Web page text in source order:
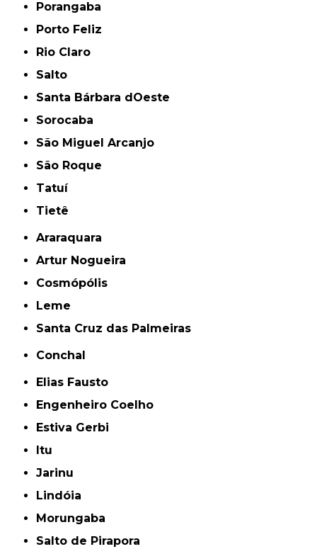
Porangaba
Porto Feliz
Rio Claro
Salto
Santa Bárbara dOeste
Sorocaba
São Miguel Arcanjo
São Roque
Tatuí
Tietê
Araraquara
Artur Nogueira
Cosmópólis
Leme
Santa Cruz das Palmeiras
Conchal
Elias Fausto
Engenheiro Coelho
Estiva Gerbi
Itu
Jarinu
Lindóia
Morungaba
Salto de Pirapora